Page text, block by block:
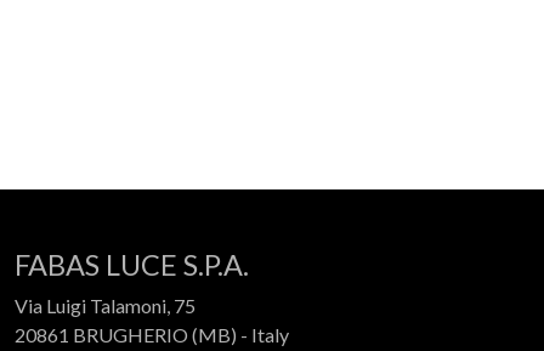
FABAS LUCE S.P.A.
Via Luigi Talamoni, 75
20861 BRUGHERIO (MB) - Italy